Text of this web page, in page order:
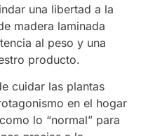
una libertad a la
madera laminada
al peso y una
producto.
cuidar las plantas
en el hogar
lo “normal” para